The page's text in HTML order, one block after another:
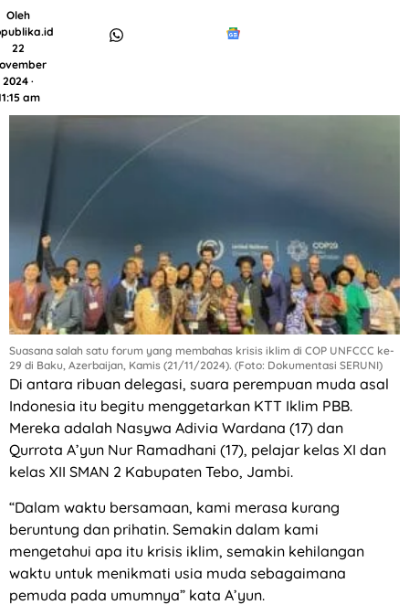
Oleh
22
2024 ·
am
Suasana salah satu forum yang membahas krisis iklim di COP UNFCCC ke-
29 di Baku, Azerbaijan, Kamis (21/11/2024). (Foto: Dokumentasi SERUNI)
Di antara ribuan delegasi, suara perempuan muda asal
Indonesia itu begitu menggetarkan KTT Iklim PBB.
Mereka adalah Nasywa Adivia Wardana (17) dan
Qurrota A’yun Nur Ramadhani (17), pelajar kelas XI dan
kelas XII SMAN 2 Kabupaten Tebo, Jambi.
“Dalam waktu bersamaan, kami merasa kurang
beruntung dan prihatin. Semakin dalam kami
mengetahui apa itu krisis iklim, semakin kehilangan
waktu untuk menikmati usia muda sebagaimana
pemuda pada umumnya” kata A’yun.